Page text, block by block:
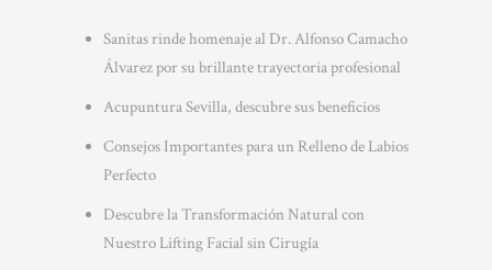
Sanitas rinde homenaje al Dr. Alfonso Camacho
Álvarez por su brillante trayectoria profesional
Acupuntura Sevilla, descubre sus beneficios
Consejos Importantes para un Relleno de Labios
Perfecto
Descubre la Transformación Natural con
Nuestro Lifting Facial sin Cirugía